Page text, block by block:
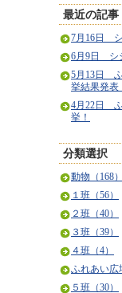
最近の記事
7月16日
6月9日 シ
5月13日
挙結果発表
4月22日
挙！
分類選択
動物（168）
１班（56）
２班（40）
３班（39）
４班（4）
ふれあい広
５班（30）